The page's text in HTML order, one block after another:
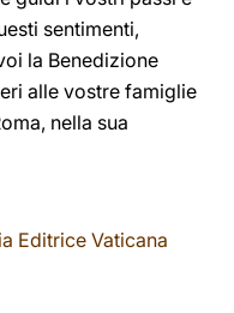
sentimenti,
la Benedizione
alle vostre famiglie
nella sua
Editrice Vaticana